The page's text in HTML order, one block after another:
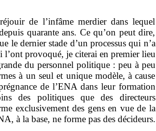
de l’infâme merdier dans lequel
quarante ans. Ce qu’on peut dire,
le dernier stade d’un processus qui n’a
l’ont provoqué, je citerai en premier lieu
du personnel politique : peu à peu
à un seul et unique modèle, à cause
de l’ENA dans leur formation
des politiques que des directeurs
exclusivement des gens en vue de la
à la base, ne forme pas des décideurs.